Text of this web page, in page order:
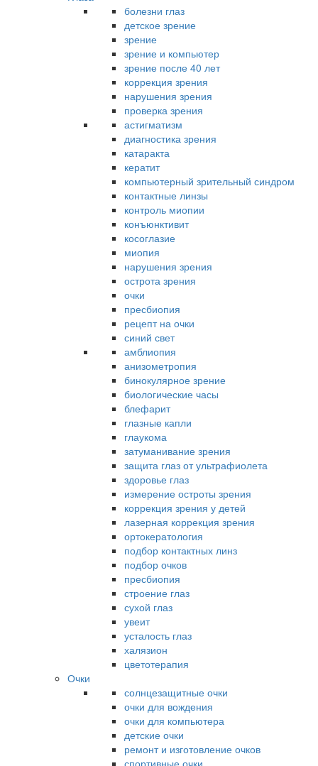
болезни глаз
детское зрение
зрение
зрение и компьютер
зрение после 40 лет
коррекция зрения
нарушения зрения
проверка зрения
астигматизм
диагностика зрения
катаракта
кератит
компьютерный зрительный синдром
контактные линзы
контроль миопии
конъюнктивит
косоглазие
миопия
нарушения зрения
острота зрения
очки
пресбиопия
рецепт на очки
синий свет
амблиопия
анизометропия
бинокулярное зрение
биологические часы
блефарит
глазные капли
глаукома
затуманивание зрения
защита глаз от ультрафиолета
здоровье глаз
измерение остроты зрения
коррекция зрения у детей
лазерная коррекция зрения
ортокератология
подбор контактных линз
подбор очков
пресбиопия
строение глаз
сухой глаз
увеит
усталость глаз
халязион
цветотерапия
Очки
солнцезащитные очки
очки для вождения
очки для компьютера
детские очки
ремонт и изготовление очков